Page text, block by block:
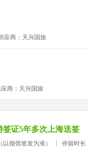
应商：天兴国旅
商：天兴国旅
签证5年多次上海送签
领馆签发为准）
停留时长